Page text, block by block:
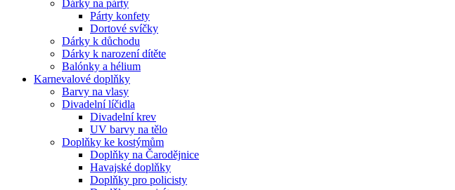
Dárky na párty
Párty konfety
Dortové svíčky
Dárky k důchodu
Dárky k narození dítěte
Balónky a hélium
Karnevalové doplňky
Barvy na vlasy
Divadelní líčidla
Divadelní krev
UV barvy na tělo
Doplňky ke kostýmům
Doplňky na Čarodějnice
Havajské doplňky
Doplňky pro policisty